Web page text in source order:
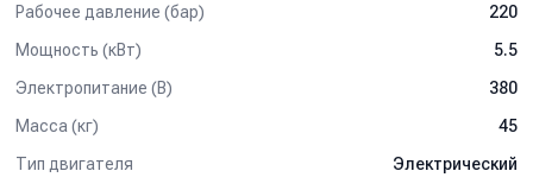
Рабочее давление (бар)
220
Мощность (кВт)
5.5
Электропитание (В)
380
Масса (кг)
45
Тип двигателя
Электрический